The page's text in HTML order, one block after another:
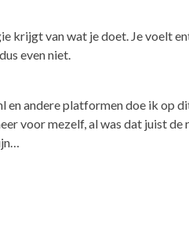
krijgt van wat je doet. Je voelt
even niet.
andere platformen doe ik op
voor mezelf, al was dat juist